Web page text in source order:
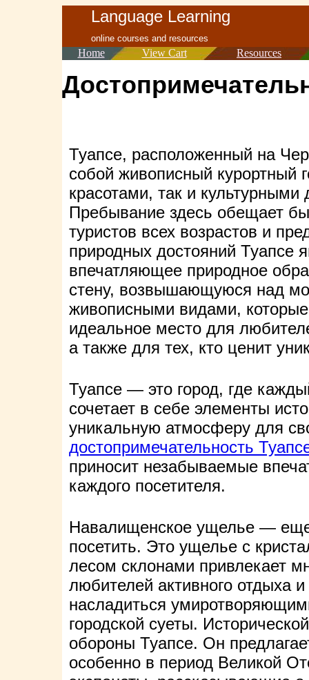
Language Learning
online courses and resources
Home View Cart Resources
Туапсе, расположенный на
собой живописный курортный
красотами, так и
Пребывание здесь обещает
туристов всех возрастов и
природных достояний Туапсе
впечатляющее природное
стену, возвышающуюся над
живописными видами,
идеальное место для
а также для тех, кто ценит
Туапсе — это город, где
сочетает в себе элементы
уникальную атмосферу для
достопримечательность
приносит незабываемые
каждого посетителя.
Навалищенское ущелье — еще
посетить. Это ущелье с
лесом склонами привлекает
любителей активного отдыха
насладиться
городской суеты.
обороны Туапсе. Он
особенно в период Великой